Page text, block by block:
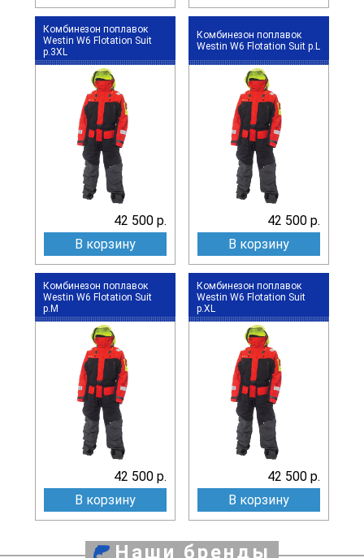
Комбинезон поплавок
Westin W6 Flotation Suit
р.3XL
42 500 р.
В корзину
Комбинезон поплавок
Westin W6 Flotation Suit р.L
42 500 р.
В корзину
Комбинезон поплавок
Westin W6 Flotation Suit
р.M
42 500 р.
В корзину
Комбинезон поплавок
Westin W6 Flotation Suit
р.XL
42 500 р.
В корзину
Наши бренды